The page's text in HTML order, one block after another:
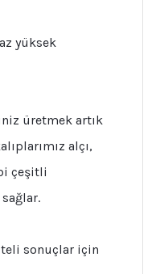
yüksek
üretmek artık
alçı,
çeşitli
sonuçlar için